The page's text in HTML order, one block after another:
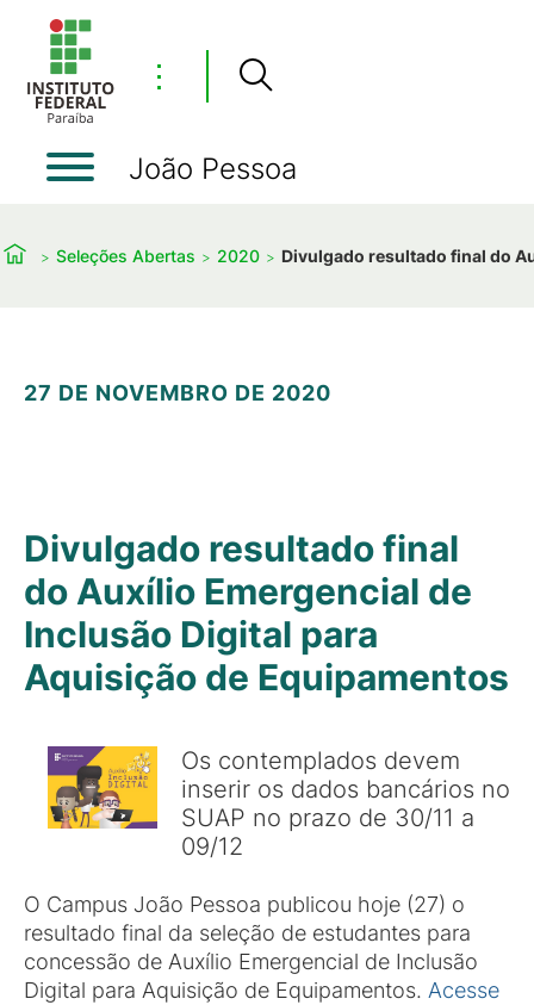
⋮
João Pessoa
Seleções Abertas 2020 Divulgado resultado final do
27 DE NOVEMBRO DE 2020
Divulgado resultado final
do Auxílio Emergencial de
Inclusão Digital para
Aquisição de Equipamentos
Os contemplados devem
inserir os dados bancários no
SUAP no prazo de 30/11 a
09/12
O Campus João Pessoa publicou hoje (27) o
resultado final da seleção de estudantes para
concessão de Auxílio Emergencial de Inclusão
Digital para Aquisição de Equipamentos. Acesse